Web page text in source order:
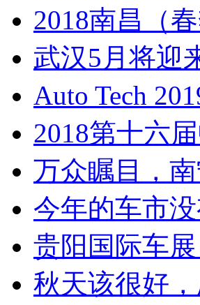
2018南昌（
武汉5月将迎
Auto Tech
2018第十六
万众瞩目，
今年的车市
贵阳国际车
秋天该很好